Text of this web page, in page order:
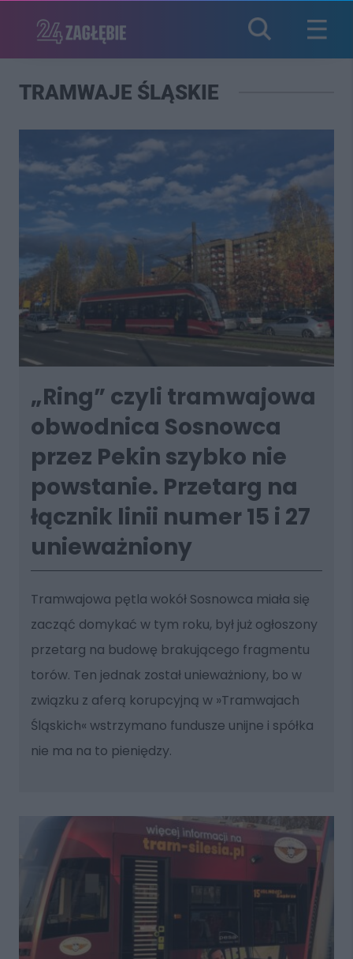
TRAMWAJE ŚLĄSKIE
„Ring” czyli tramwajowa
obwodnica Sosnowca
przez Pekin szybko nie
powstanie. Przetarg na
łącznik linii numer 15 i 27
unieważniony
Tramwajowa pętla wokół Sosnowca miała się
zacząć domykać w tym roku, był już ogłoszony
przetarg na budowę brakującego fragmentu
torów. Ten jednak został unieważniony, bo w
związku z aferą korupcyjną w »Tramwajach
Śląskich« wstrzymano fundusze unijne i spółka
nie ma na to pieniędzy.